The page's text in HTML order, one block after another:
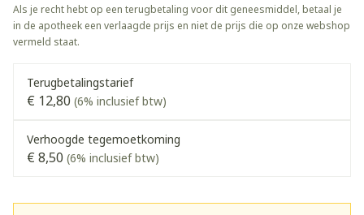
Als je recht hebt op een terugbetaling voor dit geneesmiddel, betaal je
in de apotheek een verlaagde prijs en niet de prijs die op onze webshop
vermeld staat.
Terugbetalingstarief
€ 12,80 (6% inclusief btw)
Verhoogde tegemoetkoming
€ 8,50 (6% inclusief btw)